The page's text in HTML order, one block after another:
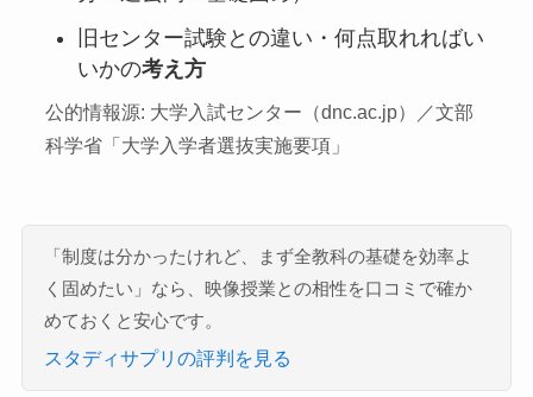
旧センター試験との違い・何点取れればい
いかの考え方
公的情報源: 大学入試センター（dnc.ac.jp）／文部
科学省「大学入学者選抜実施要項」
「制度は分かったけれど、まず全教科の基礎を効率よ
く固めたい」なら、映像授業との相性を口コミで確か
めておくと安心です。
スタディサプリの評判を見る